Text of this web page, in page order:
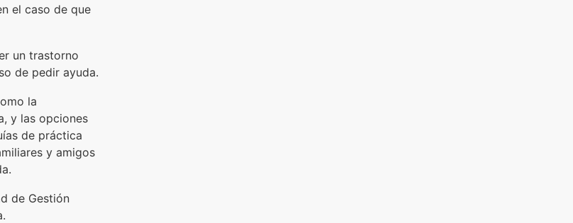
el caso de que
un trastorno
de pedir ayuda.
la
y las opciones
de práctica
y amigos
de Gestión